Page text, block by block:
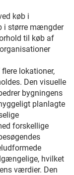
køb i
i større mængder
til køb af
lokationer,
Den visuelle
bygningens
planlagte
forskellige
hvilket
værdier. Den